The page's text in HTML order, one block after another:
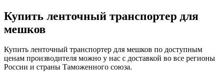
Купить ленточный транспортер для
мешков
Купить ленточный транспортер для мешков по доступным
ценам производителя можно у нас с доставкой во все регионы
России и страны Таможенного союза.